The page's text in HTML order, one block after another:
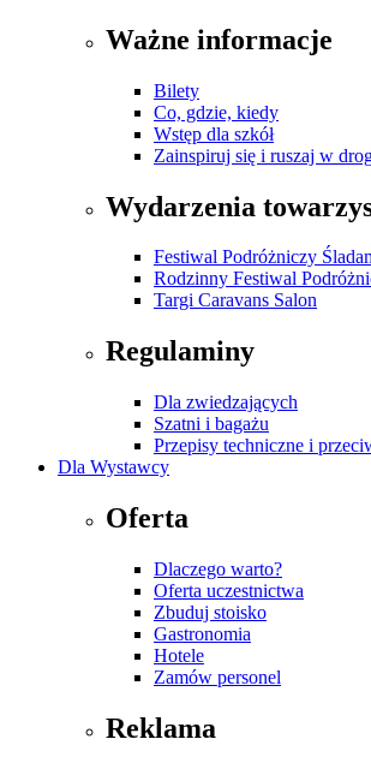
Ważne informacje
Bilety
Co, gdzie, kiedy
Wstęp dla szkół
Zainspiruj się i ruszaj w
Wydarzenia
Festiwal Podróżniczy
Rodzinny Festiwal
Targi Caravans Salon
Regulaminy
Dla zwiedzających
Szatni i bagażu
Przepisy techniczne i
Dla Wystawcy
Oferta
Dlaczego warto?
Oferta uczestnictwa
Zbuduj stoisko
Gastronomia
Hotele
Zamów personel
Reklama